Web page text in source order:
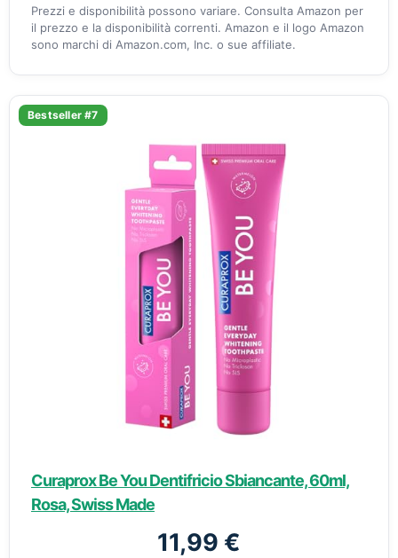
Prezzi e disponibilità possono variare. Consulta Amazon per
il prezzo e la disponibilità correnti. Amazon e il logo Amazon
sono marchi di Amazon.com, Inc. o sue affiliate.
Bestseller #7
Curaprox Be You Dentifricio Sbiancante, 60ml,
Rosa, Swiss Made
11,99 €